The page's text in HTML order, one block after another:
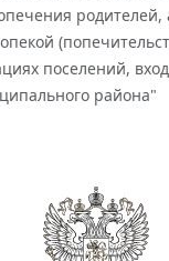
родителей,
поселений,
района"